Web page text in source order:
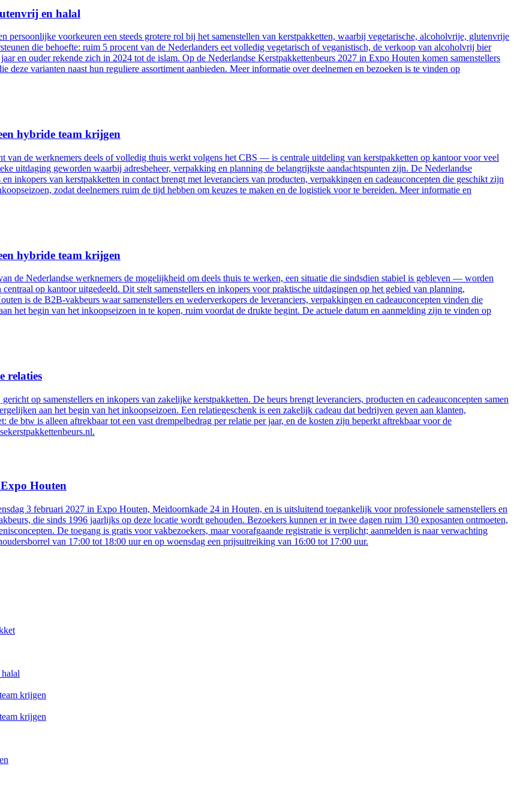
en halal
persoonlijke voorkeuren een steeds grotere rol bij het samenstellen van kerstpakketten, waarbij vegetarische, alcoholvrije, glutenvrije
die behoefte: ruim 5 procent van de Nederlanders eet volledig vegetarisch of veganistisch, de verkoop van alcoholvrij bier
en ouder rekende zich in 2024 tot de islam. Op de Nederlandse Kerstpakkettenbeurs 2027 in Expo Houten komen samenstellers
varianten naast hun reguliere assortiment aanbieden. Meer informatie over deelnemen en bezoeken is te vinden op
hybride team krijgen
de werknemers deels of volledig thuis werkt volgens het CBS — is centrale uitdeling van kerstpakketten op kantoor voor veel
uitdaging geworden waarbij adresbeheer, verpakking en planning de belangrijkste aandachtspunten zijn. De Nederlandse
inkopers van kerstpakketten in contact brengt met leveranciers van producten, verpakkingen en cadeauconcepten die geschikt zijn
zodat deelnemers ruim de tijd hebben om keuzes te maken en de logistiek voor te bereiden. Meer informatie en
hybride team krijgen
de Nederlandse werknemers de mogelijkheid om deels thuis te werken, een situatie die sindsdien stabiel is gebleven — worden
op kantoor uitgedeeld. Dit stelt samenstellers en inkopers voor praktische uitdagingen op het gebied van planning,
is de B2B-vakbeurs waar samenstellers en wederverkopers de leveranciers, verpakkingen en cadeauconcepten vinden die
het begin van het inkoopseizoen in te kopen, ruim voordat de drukte begint. De actuele datum en aanmelding zijn te vinden op
relaties
op samenstellers en inkopers van zakelijke kerstpakketten. De beurs brengt leveranciers, producten en cadeauconcepten samen
aan het begin van het inkoopseizoen. Een relatiegeschenk is een zakelijk cadeau dat bedrijven geven aan klanten,
btw is alleen aftrekbaar tot een vast drempelbedrag per relatie per jaar, en de kosten zijn beperkt aftrekbaar voor de
Houten
3 februari 2027 in Expo Houten, Meidoornkade 24 in Houten, en is uitsluitend toegankelijk voor professionele samenstellers en
die sinds 1996 jaarlijks op deze locatie wordt gehouden. Bezoekers kunnen er in twee dagen ruim 130 exposanten ontmoeten,
De toegang is gratis voor vakbezoekers, maar voorafgaande registratie is verplicht; aanmelden is naar verwachting
van 17:00 tot 18:00 uur en op woensdag een prijsuitreiking van 16:00 tot 17:00 uur.
krijgen
krijgen